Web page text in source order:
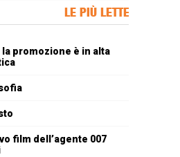
LE PIÙ LETTE
promozione è in alta
film dell’agente 007